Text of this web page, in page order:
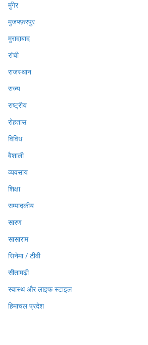
मुंगेर
मुजफ्फ़रपुर
मुरादाबाद
रांची
राजस्थान
राज्य
राष्ट्रीय
रोहतास
विविध
वैशाली
व्यवसाय
शिक्षा
सम्पादकीय
सारण
सासाराम
सिनेमा / टीवी
सीतामढ़ी
स्वास्थ और लाइफ स्टाइल
हिमाचल प्रदेश